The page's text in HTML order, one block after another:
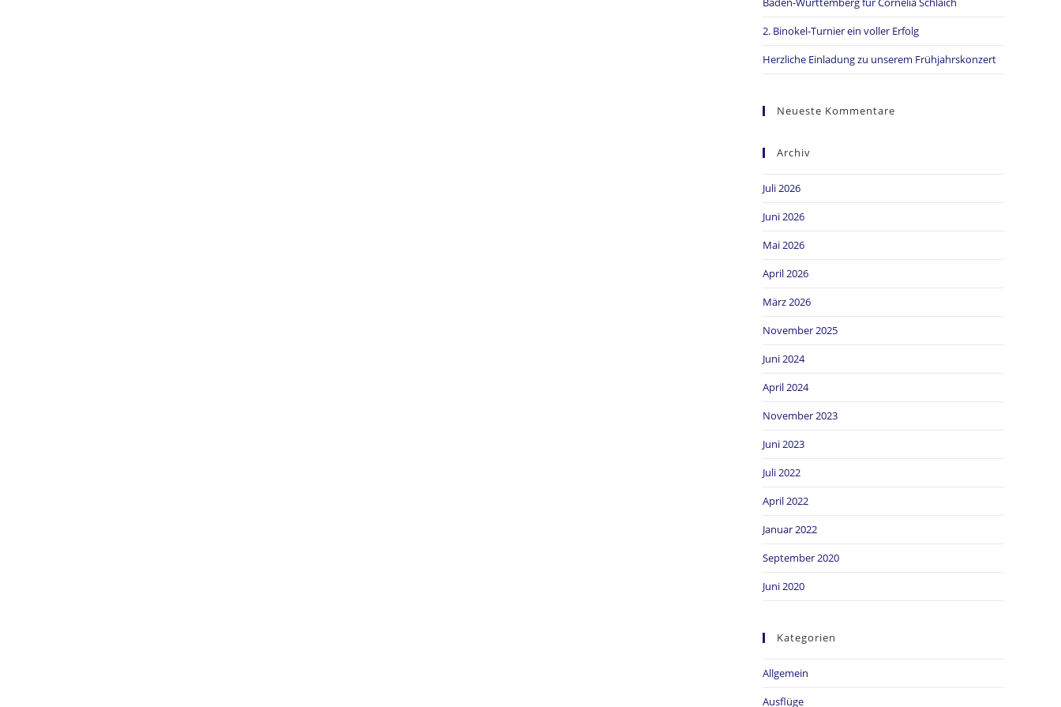
2. Binokel-Turnier ein voller Erfolg
Herzliche Einladung zu unserem Frühjahrskonzert
Neueste Kommentare
Archiv
Juli 2026
Juni 2026
Mai 2026
April 2026
März 2026
November 2025
Juni 2024
April 2024
November 2023
Juni 2023
Juli 2022
April 2022
Januar 2022
September 2020
Juni 2020
Kategorien
Allgemein
Ausflüge